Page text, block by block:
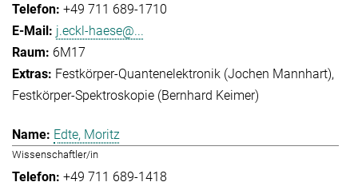
+49 711 689-1710
j.eckl-haese@...
6M17
Festkörper-Quantenelektronik (Jochen Mannhart)
Festkörper-Spektroskopie (Bernhard Keimer)
Edte, Moritz
Wissenschaftler/in
+49 711 689-1418